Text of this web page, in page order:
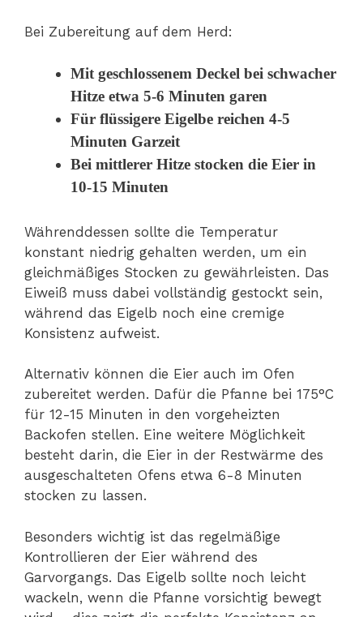
Bei Zubereitung auf dem Herd:
Mit geschlossenem Deckel bei schwacher
Hitze etwa 5-6 Minuten garen
Für flüssigere Eigelbe reichen 4-5
Minuten Garzeit
Bei mittlerer Hitze stocken die Eier in
10-15 Minuten
Währenddessen sollte die Temperatur
konstant niedrig gehalten werden, um ein
gleichmäßiges Stocken zu gewährleisten. Das
Eiweiß muss dabei vollständig gestockt sein,
während das Eigelb noch eine cremige
Konsistenz aufweist.
Alternativ können die Eier auch im Ofen
zubereitet werden. Dafür die Pfanne bei 175°C
für 12-15 Minuten in den vorgeheizten
Backofen stellen. Eine weitere Möglichkeit
besteht darin, die Eier in der Restwärme des
ausgeschalteten Ofens etwa 6-8 Minuten
stocken zu lassen.
Besonders wichtig ist das regelmäßige
Kontrollieren der Eier während des
Garvorgangs. Das Eigelb sollte noch leicht
wackeln, wenn die Pfanne vorsichtig bewegt